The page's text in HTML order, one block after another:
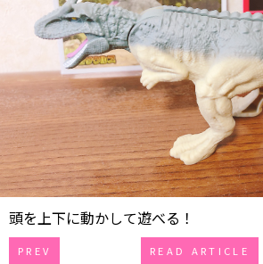
頭を上下に動かして遊べる！
PREV READ ARTICLE